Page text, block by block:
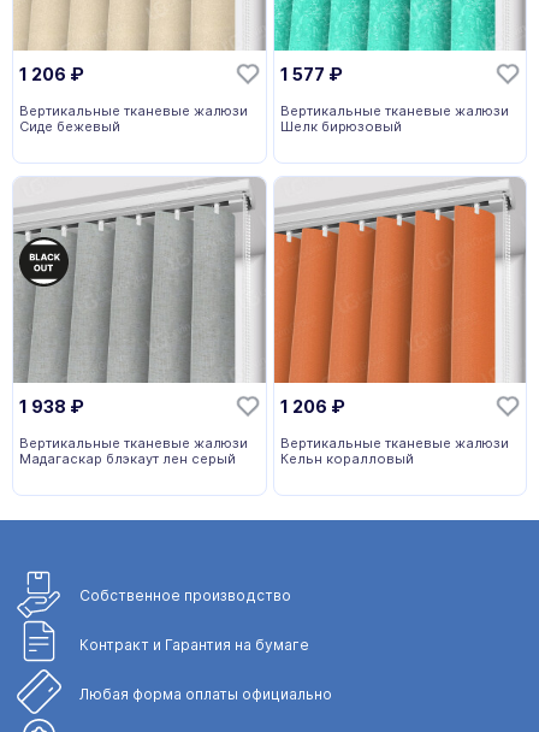
1 206 ₽
Вертикальные тканевые жалюзи
Сиде бежевый
1 577 ₽
Вертикальные тканевые жалюзи
Шелк бирюзовый
1 938 ₽
Вертикальные тканевые жалюзи
Мадагаскар блэкаут лен серый
1 206 ₽
Вертикальные тканевые жалюзи
Кельн коралловый
Собственное производство
Контракт и Гарантия на бумаге
Любая форма оплаты официально